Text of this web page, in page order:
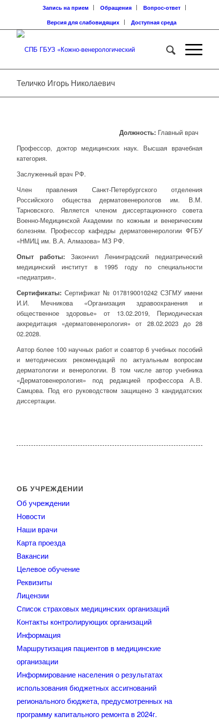
Запись на прием Обращения
Вопрос-ответ
Версия для слабовидящих
Доступная среда
Теличко Игорь Николаевич
Должность:Главный врач
Профессор, доктор медицинских наук. Высшая врачебная
категория.
Заслуженный врач РФ.
Член правления Санкт-Петербургского отделения
Российского общества дерматовенерологов им. В.М.
Тарновского. Является членом диссертационного совета
Военно-Медицинской Академии по кожным и венерическим
болезням. Профессор кафедры дерматовенерологии ФГБУ
«НМИЦ им. В.А. Алмазова» МЗ РФ.
Опыт работы:Закончил Ленинградский педиатрический
медицинский институт в 1995 году по специальности
«педиатрия».
Сертификаты:Сертификат № 0178190010242 СЗГМУ имени
И.И. Мечникова «Организация здравоохранения и
общественное здоровье» от 13.02.2019, Периодическая
аккредитация «дерматовенерология» от 28.02.2023 до 28
02.2028.
Автор более 100 научных работ и соавтор 6 учебных пособий
и методических рекомендаций по актуальным вопросам
дерматологии и венерологии. В том числе автор учебника
«Дерматовенерология» под редакцией профессора А.В.
Самцова. Под его руководством защищено 3 кандидатских
диссертации.
ОБ УЧРЕЖДЕНИИ
Об учреждении
Новости
Наши врачи
Карта проезда
Вакансии
Целевое обучение
Реквизиты
Лицензии
Список страховых медицинских организаций
Контакты контролирующих организаций
Информация
Маршрутизация пациентов в медицинские
организации
Информирование населения о результатах
использования бюджетных ассигнований
регионального бюджета, предусмотренных на
программу капитального ремонта в 2024г.